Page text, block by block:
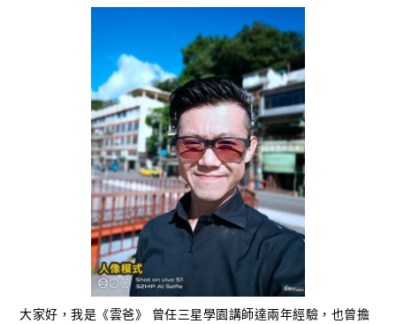
大家好，我是《雲爸》 曾任三星學園講師達兩年經驗，也曾擔